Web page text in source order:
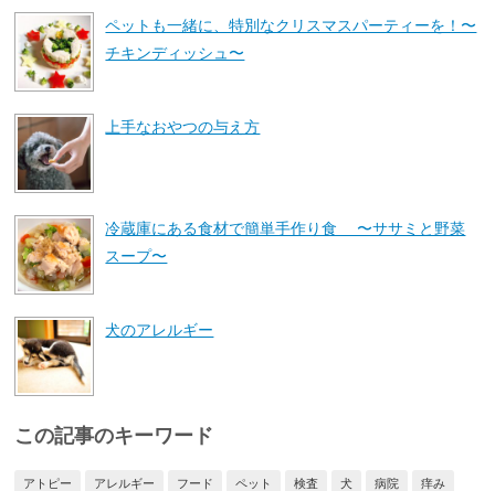
ペットも一緒に、特別なクリスマスパーティーを！〜
チキンディッシュ〜
上手なおやつの与え方
冷蔵庫にある食材で簡単手作り食 〜ササミと野菜
スープ〜
犬のアレルギー
この記事のキーワード
アトピー アレルギー フード ペット 検査 犬 病院 痒み